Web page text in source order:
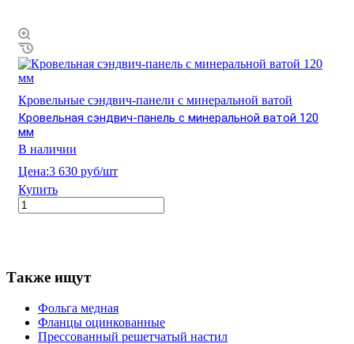
Кровельные сэндвич-панели с минеральной ватой
Кровельная сэндвич-панель с минеральной ватой 120
мм
В наличии
Цена:3 630 руб/шт
Купить
Также ищут
Фольга медная
Фланцы оцинкованные
Прессованный решетчатый настил